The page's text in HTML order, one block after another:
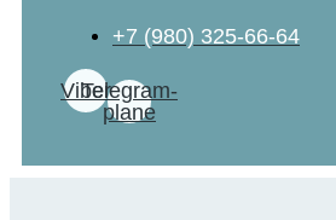
+7 (980) 325-66-64
Viber
Telegram-
plane